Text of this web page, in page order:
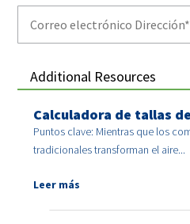
Additional Resources
Calculadora de tallas
Puntos clave: Mientras que los
tradicionales transforman el aire...
Leer más